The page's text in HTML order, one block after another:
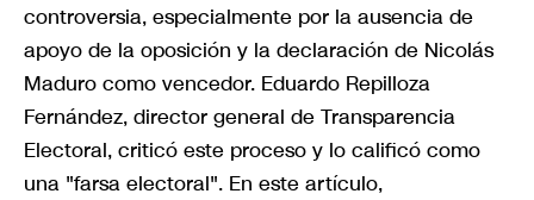
controversia, especialmente por la ausencia de
apoyo de la oposición y la declaración de Nicolás
Maduro como vencedor. Eduardo Repilloza
Fernández, director general de Transparencia
Electoral, criticó este proceso y lo calificó como
una "farsa electoral". En este artículo,